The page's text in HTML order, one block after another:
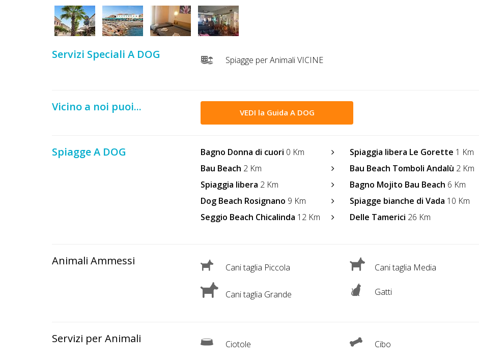
CHIEDI
CODICE
SCONTO
Lavora
Registrati
Servizi Speciali A DOG Spiagge per Animali VICINE
Vicino a noi puoi... VEDI la Guida A DOG
Spiagge A DOG Bagno Donna di cuori 0 Km Spiaggia libera Le Gorette 1 Km
Bau Beach 2 Km Bau Beach Tomboli Andalù 2 Km
Spiaggia libera 2 Km Bagno Mojito Bau Beach 6 Km
Dog Beach Rosignano 9 Km Spiagge bianche di Vada 10 Km
Seggio Beach Chicalinda 12 Km Delle Tamerici 26 Km
Animali Ammessi Cani taglia Piccola Cani taglia Media
Cani taglia Grande Gatti
Servizi per Animali Ciotole Cibo